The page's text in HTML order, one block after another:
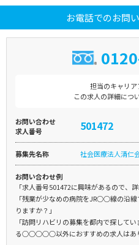
お電話でのお問
担当のキャリ
この求人の詳細につ
お問い合わせ
求人番号
501472
募集先名称 社会医療法人清仁
お問い合わせ例
「求人番号501472に興味があるので、
「残業が少なめの病院をJR○○線の沿
りますか？」
「訪問リハビリの募集を都内で探して
る○○○○○以外におすすめの求人はあり